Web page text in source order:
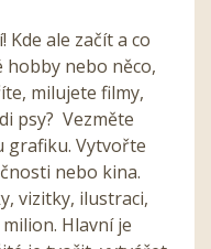
ale začít a co
hobby nebo něco,
milujete filmy,
psy? Vezměte
grafiku. Vytvořte
nebo kina.
vizitky, ilustraci,
Hlavní je